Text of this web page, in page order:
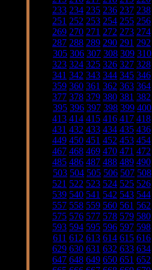
233 234 235 236 237 238
251 252 253 254 255 256
269 270 271 272 273 274
287 288 289 290 291 292
305 306 307 308 309 310
323 324 325 326 327 328
341 342 343 344 345 346
359 360 361 362 363 364
377 378 379 380 381 382
395 396 397 398 399 400
413 414 415 416 417 418
431 432 433 434 435 436
449 450 451 452 453 454
467 468 469 470 471 472
485 486 487 488 489 490
503 504 505 506 507 508
521 522 523 524 525 526
539 540 541 542 543 544
557 558 559 560 561 562
575 576 577 578 579 580
593 594 595 596 597 598
611 612 613 614 615 616
629 630 631 632 633 634
647 648 649 650 651 652